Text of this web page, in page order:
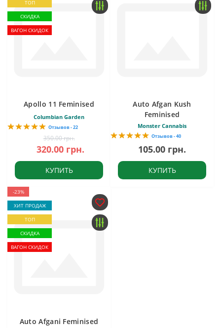
ТОП
СКИДКА
ВАГОН СКИДОК
Apollo 11 Feminised
Columbian Garden
Отзывов - 22
350.00 грн.
320.00 грн.
КУПИТЬ
Auto Afgan Kush
Feminised
Monster Cannabis
Отзывов - 40
105.00 грн.
КУПИТЬ
-23%
ХИТ ПРОДАЖ
ТОП
СКИДКА
ВАГОН СКИДОК
Auto Afgani Feminised